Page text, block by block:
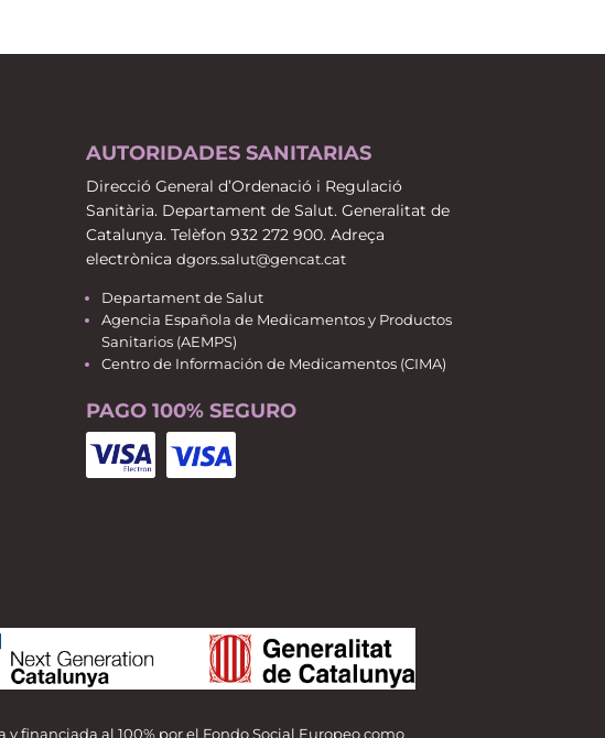
AUTORIDADES SANITARIAS
Direcció General d’Ordenació i Regulació
Sanitària. Departament de Salut. Generalitat de
Catalunya. Telèfon 932 272 900. Adreça
electrònica dgors.salut@gencat.cat
Departament de Salut
Agencia Española de Medicamentos y Productos
Sanitarios (AEMPS)
Centro de Información de Medicamentos (CIMA)
PAGO 100% SEGURO
financiada al 100% por el Fondo Social Europeo como